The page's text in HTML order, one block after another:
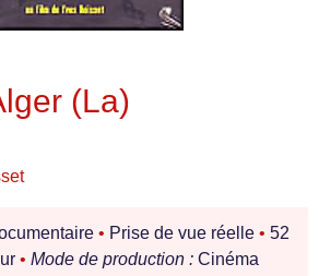
(La)
• Prise de vue réelle • 52
• Mode de production : Cinéma